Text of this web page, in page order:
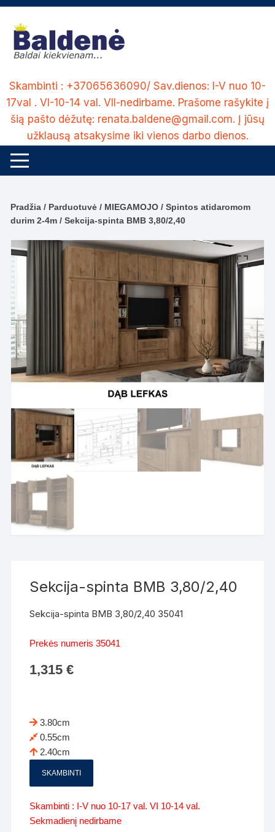
Skip
content
Skambinti : +37065636090/ Sav.dienos: I-V nuo 10-
17val . VI-10-14 val. VII-nedirbame. Prašome rašykite į
šią pašto dėžutę: renata.baldene@gmail.com. Į jūsų
užklausą atsakysime iki vienos darbo dienos.
Pradžia / Parduotuvė / MIEGAMOJO /Spintos atidaromom
durim 2-4m / Sekcija-spinta BMB 3,80/2,40
Sekcija-spinta BMB 3,80/2,40
Sekcija-spinta BMB 3,80/2,40 35041
Prekės numeris 35041
1,315€
3.80cm
0.55cm
2.40cm
SKAMBINTI
Skambinti : I-V nuo 10-17 val. VI 10-14 val.
Sekmadienį nedirbame